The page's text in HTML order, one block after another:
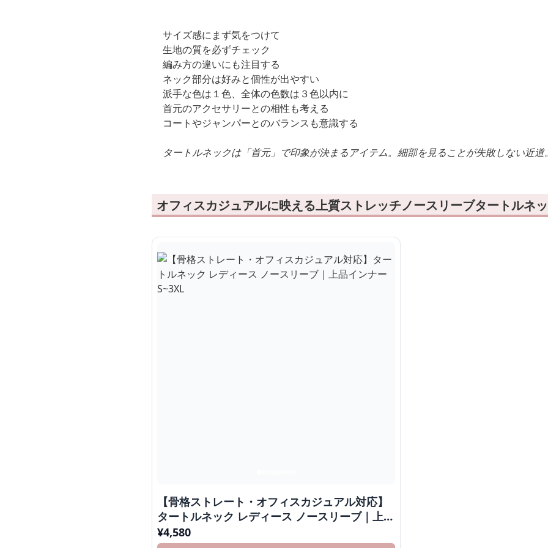
サイズ感にまず気をつけて
生地の質を必ずチェック
編み方の違いにも注目する
ネック部分は好みと個性が出やすい
派手な色は１色、全体の色数は３色以内に
首元のアクセサリーとの相性も考える
コートやジャンパーとのバランスも意識する
タートルネックは「首元」で印象が決まるアイテム。細部を見ることが失敗しない近道
オフィスカジュアルに映える上質ストレッチノースリーブタートルネ
【骨格ストレート・オフィスカジュアル対応】
タートルネック レディース ノースリーブ｜上品
インナー S~3XL
¥4,580